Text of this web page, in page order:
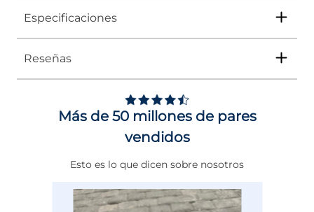
Especificaciones
Tipo
Género Mujer
DE 0 A 4 cms
NORMAL
BLANCO
Reseñas
Más de 50 millones de pares
vendidos
Esto es lo que dicen sobre nosotros